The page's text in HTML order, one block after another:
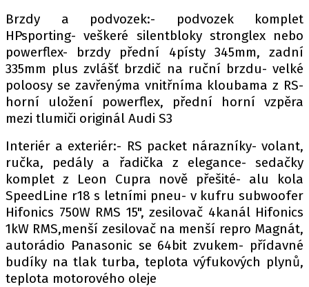
Brzdy a podvozek:- podvozek komplet
HPsporting- veškeré silentbloky stronglex nebo
powerflex- brzdy přední 4písty 345mm, zadní
335mm plus zvlášť brzdič na ruční brzdu- velké
poloosy se zavřenýma vnitřníma kloubama z RS-
horní uložení powerflex, přední horní vzpěra
mezi tlumiči originál Audi S3
Interiér a exteriér:- RS packet nárazníky- volant,
ručka, pedály a řadička z elegance- sedačky
komplet z Leon Cupra nově přešité- alu kola
SpeedLine r18 s letními pneu- v kufru subwoofer
Hifonics 750W RMS 15", zesilovač 4kanál Hifonics
1kW RMS,menší zesilovač na menší repro Magnát,
autorádio Panasonic se 64bit zvukem- přídavné
budíky na tlak turba, teplota výfukových plynů,
teplota motorového oleje